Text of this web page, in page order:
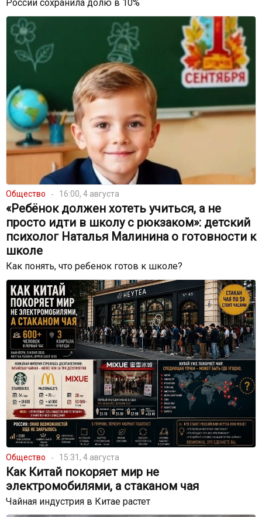
России сохранила долю в 10%
Общество 16:00, 4 августа
«Ребёнок должен хотеть учиться, а не
просто идти в школу с рюкзаком»: детский
психолог Наталья Малинина о готовности к
школе
Как понять, что ребенок готов к школе?
Общество 15:31, 4 августа
Как Китай покоряет мир не
электромобилями, а стаканом чая
Чайная индустрия в Китае растет